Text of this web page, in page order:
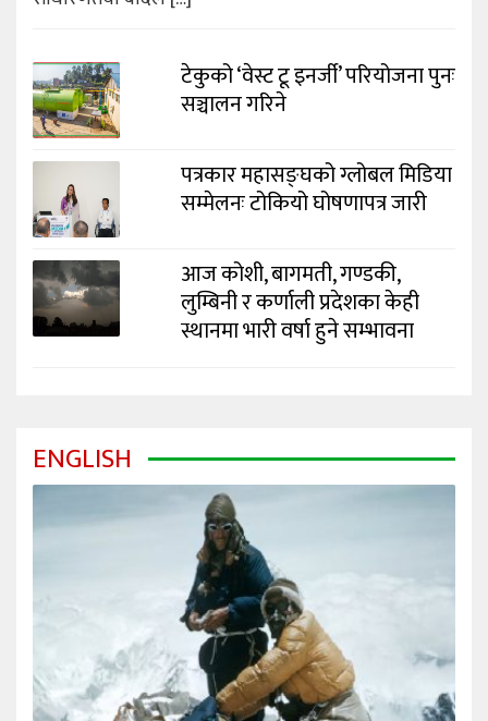
टेकुको ‘वेस्ट टू इनर्जी’ परियोजना पुनः
सञ्चालन गरिने
पत्रकार महासङ्घको ग्लोबल मिडिया
सम्मेलनः टोकियो घोषणापत्र जारी
आज कोशी, बागमती, गण्डकी,
लुम्बिनी र कर्णाली प्रदेशका केही
स्थानमा भारी वर्षा हुने सम्भावना
ENGLISH